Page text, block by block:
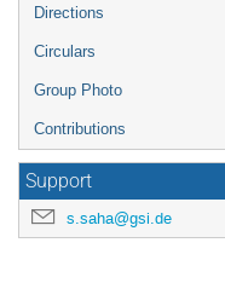
Directions
Circulars
Group Photo
Contributions
Support
s.saha@gsi.de